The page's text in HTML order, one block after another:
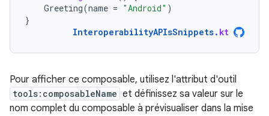
Greeting(name = "Android" )
}
InteroperabilityAPIsSnippets. kt
Pour afficher ce composable, utilisez l'attribut d'outil
tools:composableName et définissez sa valeur sur le
nom complet du composable à prévisualiser dans la mise